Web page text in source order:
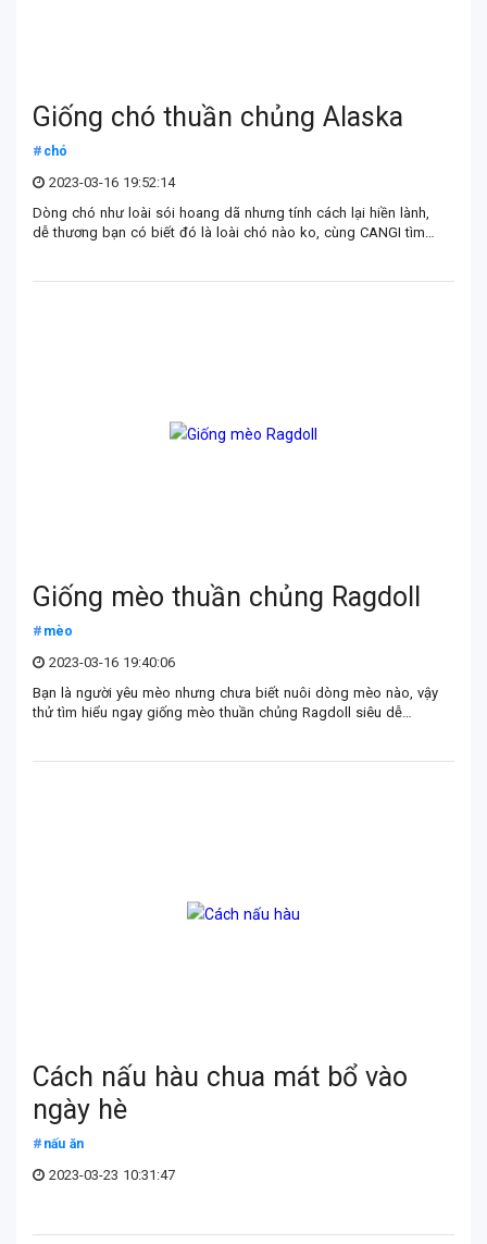
Giống chó thuần chủng Alaska
chó
2023-03-16 19:52:14
Dòng chó như loài sói hoang dã nhưng tính cách lại hiền lành,
dễ thương bạn có biết đó là loài chó nào ko, cùng CANGI tìm
Giống mèo thuần chủng Ragdoll
mèo
2023-03-16 19:40:06
Bạn là người yêu mèo nhưng chưa biết nuôi dòng mèo nào, vậy
thử tìm hiểu ngay giống mèo thuần chủng Ragdoll siêu dễ
Cách nấu hàu chua mát bổ vào
ngày hè
nấu ăn
2023-03-23 10:31:47